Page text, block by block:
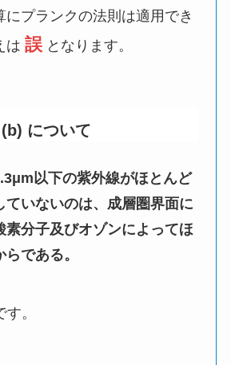
にプランクの法則は適用でき
は誤 となります。
について
以下の紫外線がほとんど
ていないのは、成層圏界面に
素分子及びオゾンによってほ
である。
す。